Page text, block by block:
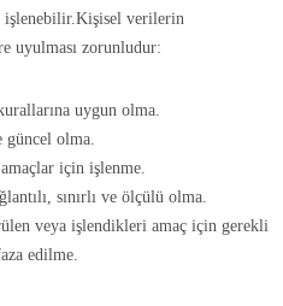
işlenebilir.Kişisel verilerin
uyulması zorunludur:
uygun olma.
olma.
için işlenme.
sınırlı ve ölçülü olma.
veya işlendikleri amaç için gerekli
edilme.